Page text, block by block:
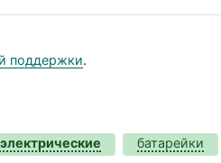
поддержки.
батарейки